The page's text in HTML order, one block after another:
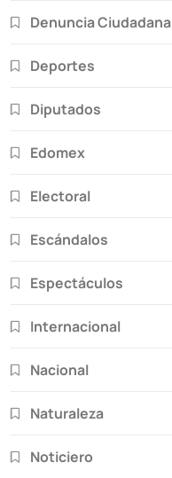
Denuncia Ciudadana
Deportes
Diputados
Edomex
Electoral
Escándalos
Espectáculos
Internacional
Nacional
Naturaleza
Noticiero